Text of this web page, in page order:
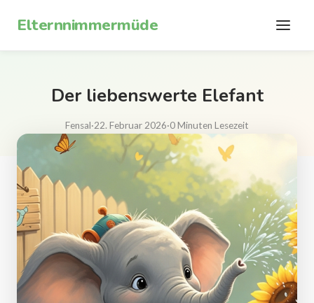
Elternnimmermüde
Der liebenswerte Elefant
Fensal·22. Februar 2026·0 Minuten Lesezeit